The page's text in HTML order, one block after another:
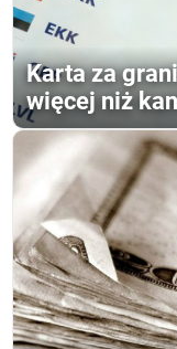
Karta za
więcej niż